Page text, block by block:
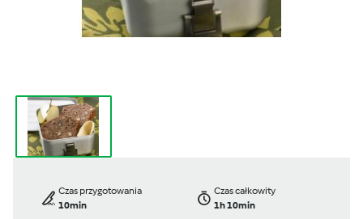
Czas przygotowania
10min
Czas całkowity
1h 10min